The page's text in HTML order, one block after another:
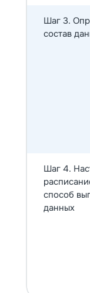
Шаг 3.
состав
Шаг 4.
способ
данных